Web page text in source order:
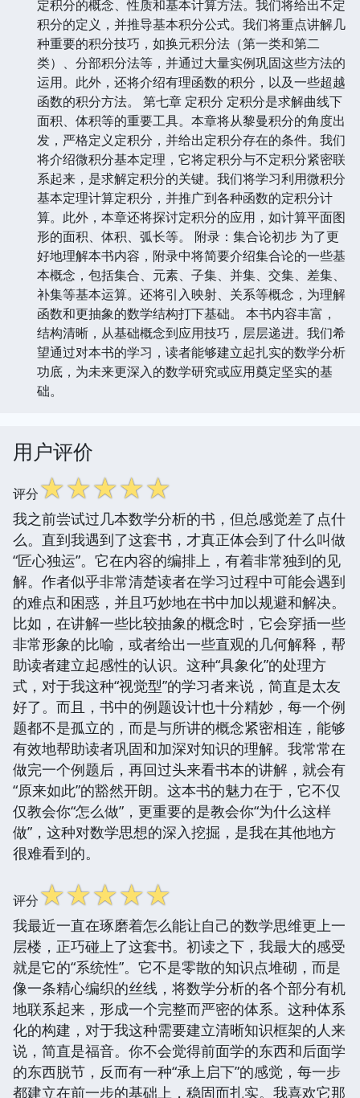
定积分的概念、性质和基本计算方法。我们将给出不定
积分的定义，并推导基本积分公式。我们将重点讲解几
种重要的积分技巧，如换元积分法（第一类和第二
类）、分部积分法等，并通过大量实例巩固这些方法的
运用。此外，还将介绍有理函数的积分，以及一些超越
函数的积分方法。 第七章 定积分 定积分是求解曲线下
面积、体积等的重要工具。本章将从黎曼积分的角度出
发，严格定义定积分，并给出定积分存在的条件。我们
将介绍微积分基本定理，它将定积分与不定积分紧密联
系起来，是求解定积分的关键。我们将学习利用微积分
基本定理计算定积分，并推广到各种函数的定积分计
算。此外，本章还将探讨定积分的应用，如计算平面图
形的面积、体积、弧长等。 附录：集合论初步 为了更
好地理解本书内容，附录中将简要介绍集合论的一些基
本概念，包括集合、元素、子集、并集、交集、差集、
补集等基本运算。还将引入映射、关系等概念，为理解
函数和更抽象的数学结构打下基础。 本书内容丰富，
结构清晰，从基础概念到应用技巧，层层递进。我们希
望通过对本书的学习，读者能够建立起扎实的数学分析
功底，为未来更深入的数学研究或应用奠定坚实的基
础。
用户评价
评分☆☆☆☆☆
我之前尝试过几本数学分析的书，但总感觉差了点什
么。直到我遇到了这套书，才真正体会到了什么叫做
“匠心独运”。它在内容的编排上，有着非常独到的见
解。作者似乎非常清楚读者在学习过程中可能会遇到
的难点和困惑，并且巧妙地在书中加以规避和解决。
比如，在讲解一些比较抽象的概念时，它会穿插一些
非常形象的比喻，或者给出一些直观的几何解释，帮
助读者建立起感性的认识。这种“具象化”的处理方
式，对于我这种“视觉型”的学习者来说，简直是太友
好了。而且，书中的例题设计也十分精妙，每一个例
题都不是孤立的，而是与所讲的概念紧密相连，能够
有效地帮助读者巩固和加深对知识的理解。我常常在
做完一个例题后，再回过头来看书本的讲解，就会有
“原来如此”的豁然开朗。这本书的魅力在于，它不仅
仅教会你“怎么做”，更重要的是教会你“为什么这样
做”，这种对数学思想的深入挖掘，是我在其他地方
很难看到的。
评分☆☆☆☆☆
我最近一直在琢磨着怎么能让自己的数学思维更上一
层楼，正巧碰上了这套书。初读之下，我最大的感受
就是它的“系统性”。它不是零散的知识点堆砌，而是
像一条精心编织的丝线，将数学分析的各个部分有机
地联系起来，形成一个完整而严密的体系。这种体系
化的构建，对于我这种需要建立清晰知识框架的人来
说，简直是福音。你不会觉得前面学的东西和后面学
的东西脱节，反而有一种“承上启下”的感觉，每一步
都建立在前一步的基础上，稳固而扎实。我喜欢它那